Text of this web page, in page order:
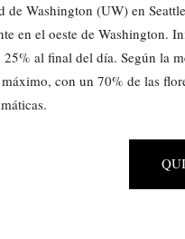
de Washington (UW) en
en el oeste de Washington.
al final del día. Según la
con un 70% de las